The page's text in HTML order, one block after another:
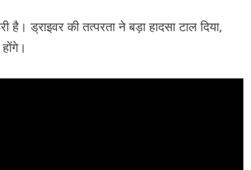
ड्राइवर की तत्परता ने बड़ा हादसा टाल दिया,